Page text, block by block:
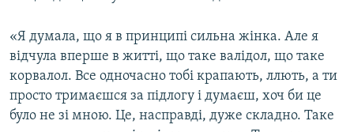
«Я думала, що я в принципі сильна жінка. Але я
відчула вперше в житті, що таке валідол, що таке
корвалол. Все одночасно тобі крапають, ллють, а ти
просто тримаєшся за підлогу і думаєш, хоч би це
було не зі мною. Це, насправді, дуже складно. Таке